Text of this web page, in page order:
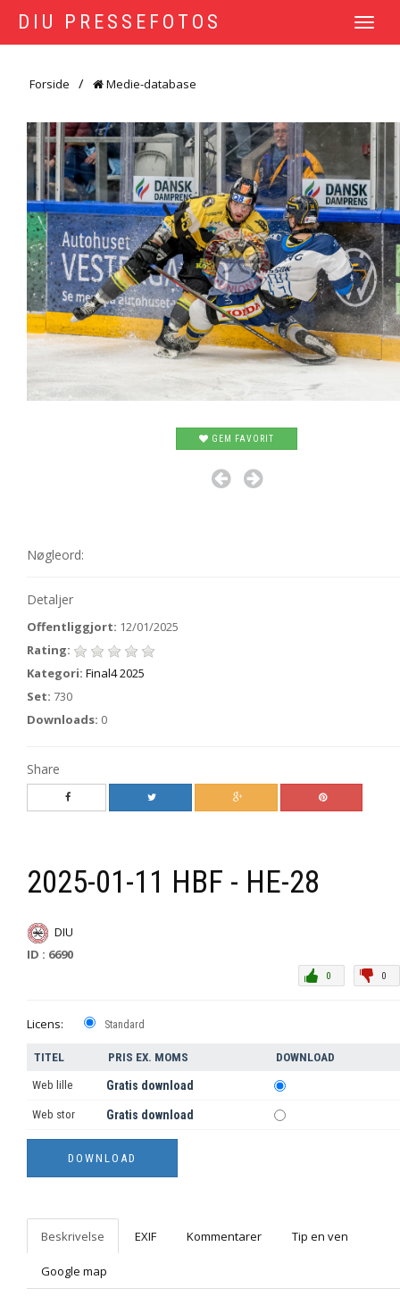
DIU PRESSEFOTOS
TOGGLE
Forside Medie-database
GEM FAVORIT
Nøgleord:
Detaljer
Offentliggjort: 12/01/2025
Rating:
Kategori: Final4 2025
Set: 730
Downloads: 0
Share
2025-01-11 HBF - HE-28
DIU
ID : 6690
0
0
Licens: Standard
TITEL PRIS EX. MOMS DOWNLOAD
Web lille Gratis download
Web stor Gratis download
Beskrivelse EXIF Kommentarer Tip en ven
Google map